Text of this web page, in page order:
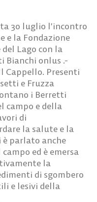
30 luglio l’incontro
e la Fondazione
Lago con la
Bianchi onlus .-
Cappello. Presenti
e Fruzza
i Berretti
campo e della
di
la salute e la
è parlato anche
ed è emersa
la
di sgombero
e lesivi della